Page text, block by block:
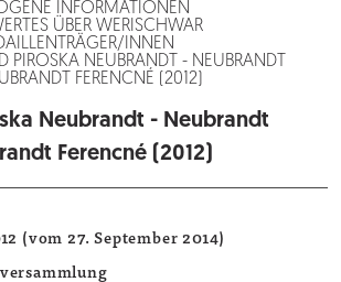
INFORMATIONEN
ÜBER WERISCHWAR
INNEN
PIROSKA NEUBRANDT - NEUBRANDT
FERENCNÉ (2012)
Neubrandt - Neubrandt
Ferencné (2012)
(vom 27. September 2014)